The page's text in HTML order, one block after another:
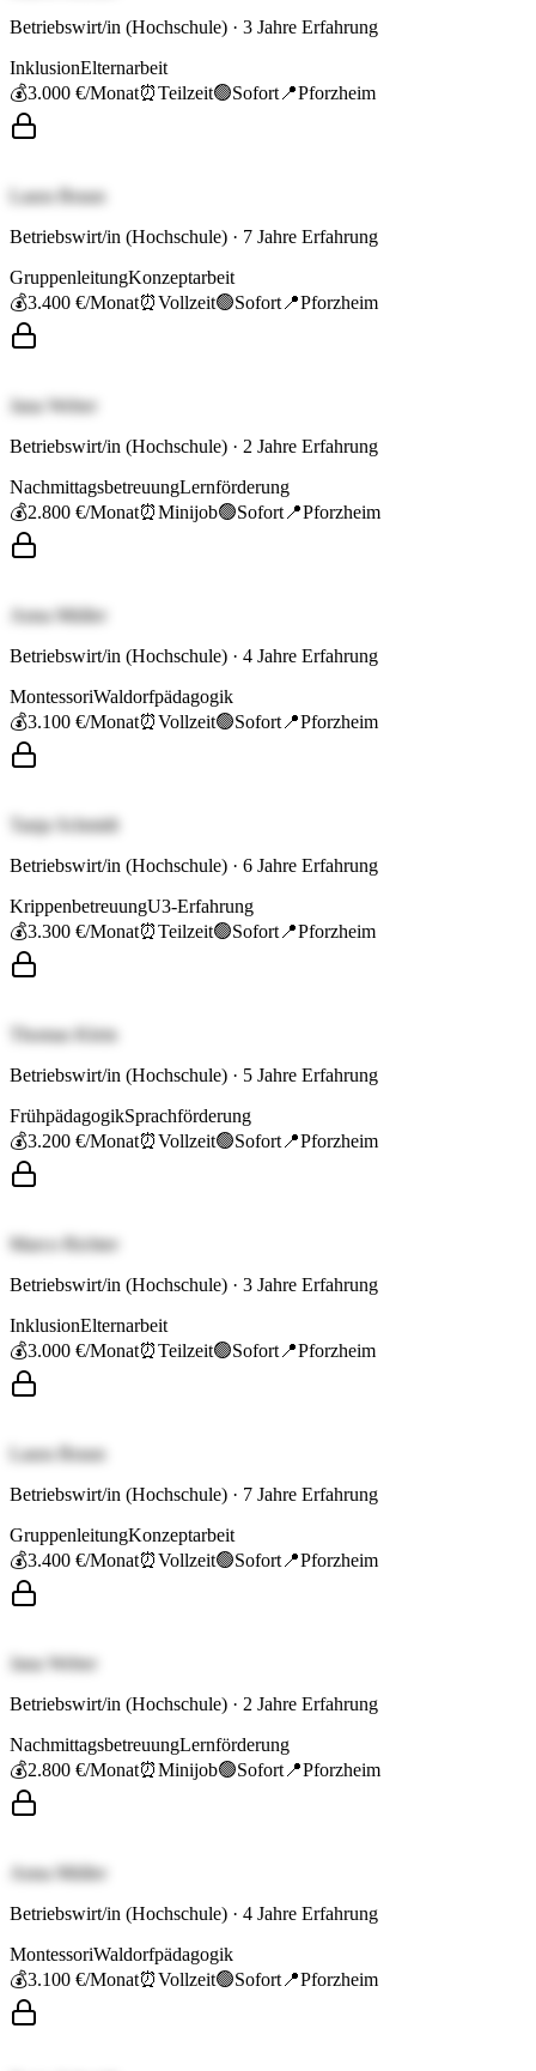
Betriebswirt/in (Hochschule) · 3 Jahre Erfahrung
InklusionElternarbeit
💰3.000 €/Monat⏰Teilzeit🟢Sofort 📍Pforzheim
Laura Braun
Betriebswirt/in (Hochschule) · 7 Jahre Erfahrung
GruppenleitungKonzeptarbeit
💰3.400 €/Monat⏰Vollzeit🟢Sofort 📍Pforzheim
Jana Weber
Betriebswirt/in (Hochschule) · 2 Jahre Erfahrung
NachmittagsbetreuungLernförderung
💰2.800 €/Monat⏰Minijob🟢Sofort 📍Pforzheim
Anna Müller
Betriebswirt/in (Hochschule) · 4 Jahre Erfahrung
MontessoriWaldorfpädagogik
💰3.100 €/Monat⏰Vollzeit🟢Sofort 📍Pforzheim
Tanja Schmidt
Betriebswirt/in (Hochschule) · 6 Jahre Erfahrung
KrippenbetreuungU3-Erfahrung
💰3.300 €/Monat⏰Teilzeit🟢Sofort 📍Pforzheim
Thomas Klein
Betriebswirt/in (Hochschule) · 5 Jahre Erfahrung
FrühpädagogikSprachförderung
💰3.200 €/Monat⏰Vollzeit🟢Sofort 📍Pforzheim
Marco Richter
Betriebswirt/in (Hochschule) · 3 Jahre Erfahrung
InklusionElternarbeit
💰3.000 €/Monat⏰Teilzeit🟢Sofort 📍Pforzheim
Laura Braun
Betriebswirt/in (Hochschule) · 7 Jahre Erfahrung
GruppenleitungKonzeptarbeit
💰3.400 €/Monat⏰Vollzeit🟢Sofort 📍Pforzheim
Jana Weber
Betriebswirt/in (Hochschule) · 2 Jahre Erfahrung
NachmittagsbetreuungLernförderung
💰2.800 €/Monat⏰Minijob🟢Sofort 📍Pforzheim
Anna Müller
Betriebswirt/in (Hochschule) · 4 Jahre Erfahrung
MontessoriWaldorfpädagogik
💰3.100 €/Monat⏰Vollzeit🟢Sofort 📍Pforzheim